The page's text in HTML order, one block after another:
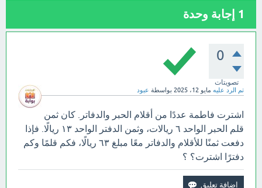
1 إجابة وحدة
0
تصويتات
تم الرد عليه مايو 12، 2025 بواسطة عبود
اشترت فاطمة عددًا من أقلام الحبر والدفاتر. كان ثمن
قلم الحبر الواحد ٦ ريالات، وثمن الدفتر الواحد ١٣ ريالًا. فإذا
دفعت ثمنًا للأقلام والدفاتر معًا مبلغ ٦٣ ريالًا، فكم قلمًا وكم
دفترًا اشترت؟ ؟